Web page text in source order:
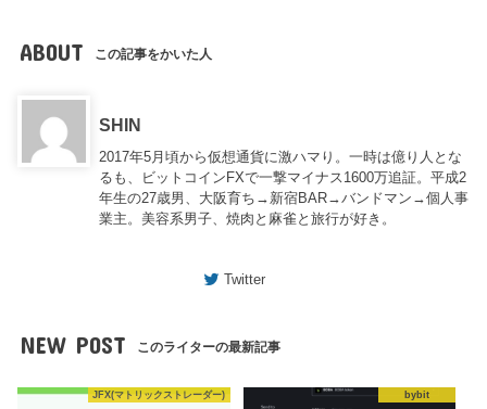
ABOUT この記事をかいた人
SHIN
2017年5月頃から仮想通貨に激ハマり。一時は億り人とな
るも、ビットコインFXで一撃マイナス1600万追証。平成2
年生の27歳男、大阪育ち→新宿BAR→バンドマン→個人事
業主。美容系男子、焼肉と麻雀と旅行が好き。
Twitter
NEW POST このライターの最新記事
JFX(マトリックストレーダー) bybit